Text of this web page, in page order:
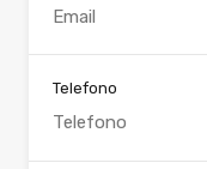
Telefono